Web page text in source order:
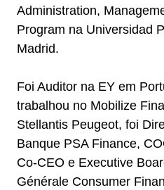
Administration,
Program na Universidad
Madrid.
Foi Auditor na EY em
trabalhou no Mobilize
Stellantis Peugeot, foi
Banque PSA Finance,
Co-CEO e Executive
Générale Consumer